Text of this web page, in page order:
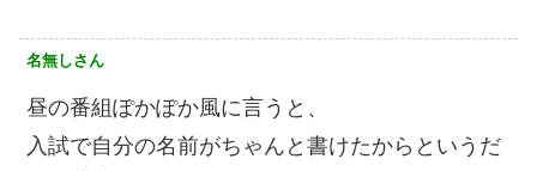
名無しさん
昼の番組ぽかぽか風に言うと、
入試で自分の名前がちゃんと書けたからというだ